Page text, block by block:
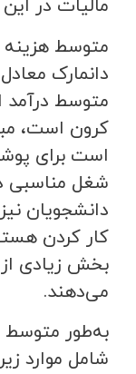
مالیات در
متوسط هزینه
کرون است،
است برای
شغل مناسبی
دانشجویان
کار کردن
بخش زیادی
می‌دهند.
به‌طور متوسط
شامل موارد